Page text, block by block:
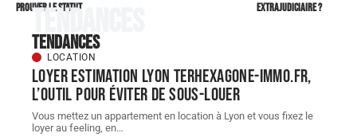
prouver le statut
extrajudiciaire ?
Tendances
Tendances
LOCATION
Loyer estimation Lyon terhexagone-immo.fr,
l’outil pour éviter de sous-louer
Vous mettez un appartement en location à Lyon et vous fixez le
loyer au feeling, en…